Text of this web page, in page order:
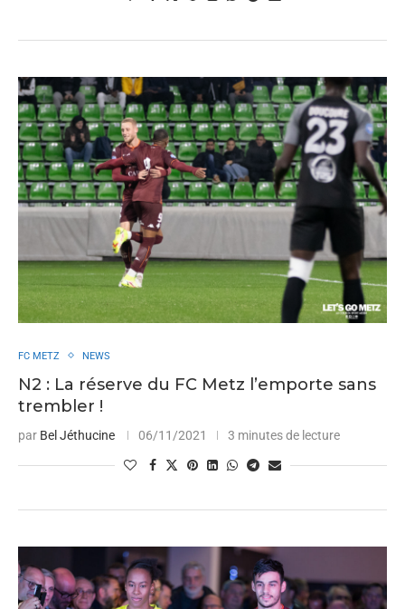
FC METZ NEWS
N2 : La réserve du FC Metz l’emporte sans
trembler !
par Bel Jéthucine 06/11/2021 3 minutes de lecture